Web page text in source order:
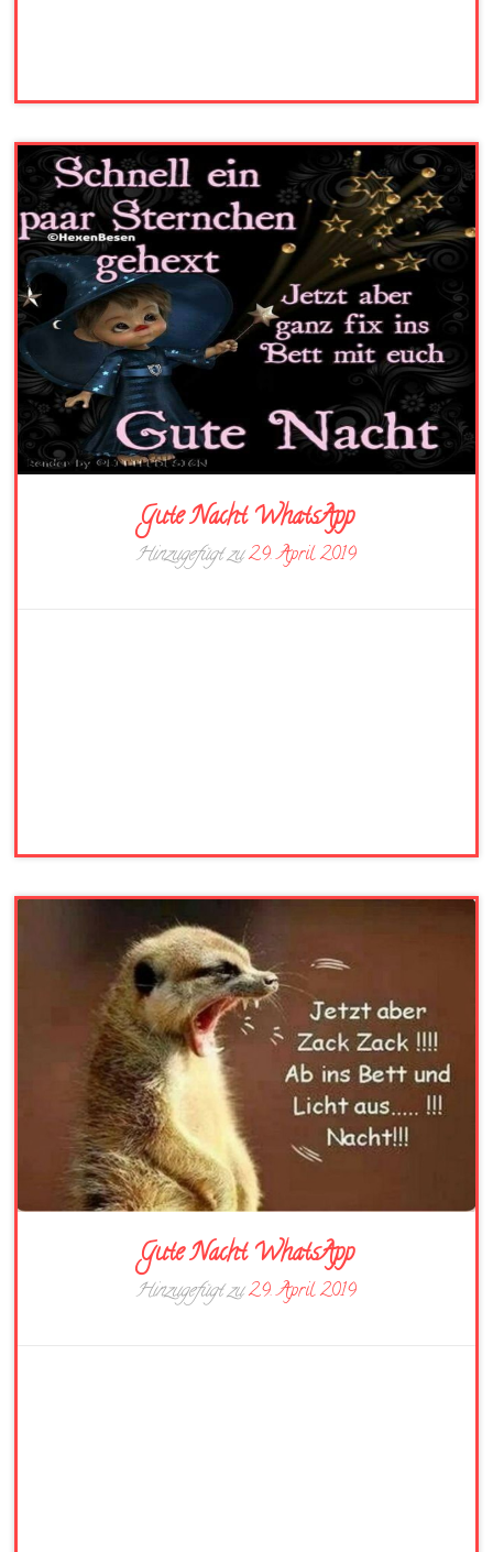
Gute Nacht WhatsApp
Hinzugefügt zu29. April 2019
Gute Nacht WhatsApp
Hinzugefügt zu29. April 2019